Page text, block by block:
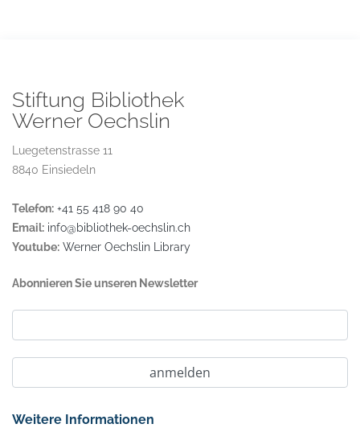
Stiftung Bibliothek
Werner Oechslin
Luegetenstrasse 11
8840 Einsiedeln
Telefon: +41 55 418 90 40
Email: info@bibliothek-oechslin.ch
Youtube: Werner Oechslin Library
Abonnieren Sie unseren Newsletter
Weitere Informationen